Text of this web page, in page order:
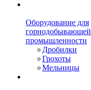
Оборудование для
горнодобывающей
промышленности
Дробилки
Грохоты
Мельницы